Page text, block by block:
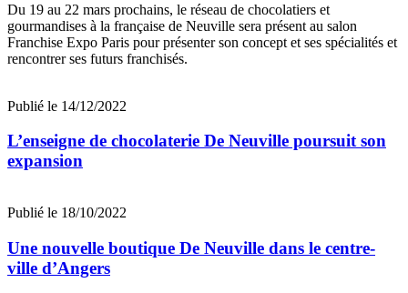
Du 19 au 22 mars prochains, le réseau de chocolatiers et
gourmandises à la française de Neuville sera présent au salon
Franchise Expo Paris pour présenter son concept et ses spécialités et
rencontrer ses futurs franchisés.
Publié le 14/12/2022
L’enseigne de chocolaterie De Neuville poursuit son
expansion
Publié le 18/10/2022
Une nouvelle boutique De Neuville dans le centre-
ville d’Angers